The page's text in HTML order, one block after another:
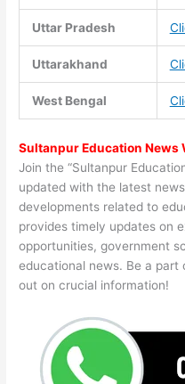
Uttar Pradesh
Uttarakhand
West Bengal
Sultanpur Education News
Join the “Sultanpur
updated with the latest
developments related to
provides timely updates on
opportunities, government
educational news. Be a
out on crucial information!